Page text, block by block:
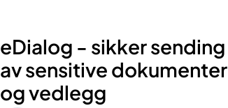
eDialog - sikker sending
av sensitive dokumenter
og vedlegg